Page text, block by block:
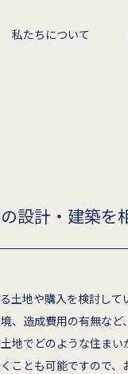
私たちについて
設計・建築を
土地や購入を検討し
、造成費用の有無な
地でどのような住まい
ことも可能ですので、